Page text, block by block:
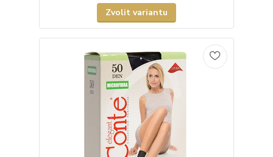
Zvolit variantu